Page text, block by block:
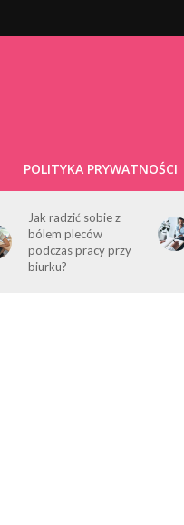
POLITYKA PRYWATNOŚCI
Jak radzić sobie z
bólem pleców
podczas pracy przy
biurku?